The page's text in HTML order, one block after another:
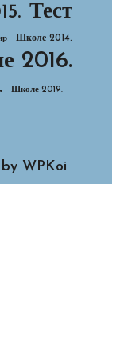
Тест
Школе 2014.
2016.
Школе 2019.
WPKoi